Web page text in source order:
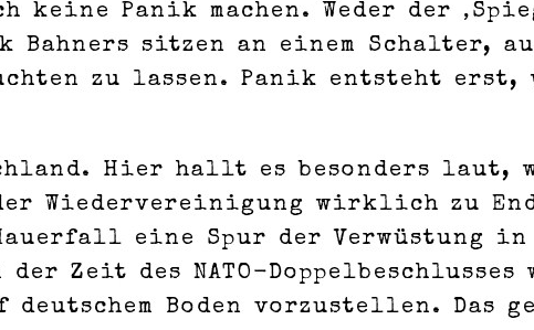
keine Panik machen. Weder der
Bahners sitzen an einem Schalter,
zu lassen. Panik entsteht erst,
Hier hallt es besonders laut,
Wiedervereinigung wirklich zu
eine Spur der Verwüstung in
Zeit des NATO-
deutschem Boden vorzustellen. Das